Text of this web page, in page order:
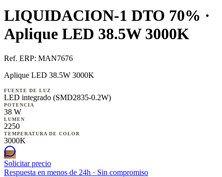
LIQUIDACION-1 DTO 70% ·
Aplique LED 38.5W 3000K
Ref. ERP: MAN7676
Aplique LED 38.5W 3000K
FUENTE DE LUZ
LED integrado (SMD2835-0.2W)
POTENCIA
38 W
LUMEN
2250
TEMPERATURA DE COLOR
3000K
Solicitar precio
Respuesta en menos de 24h · Sin compromiso